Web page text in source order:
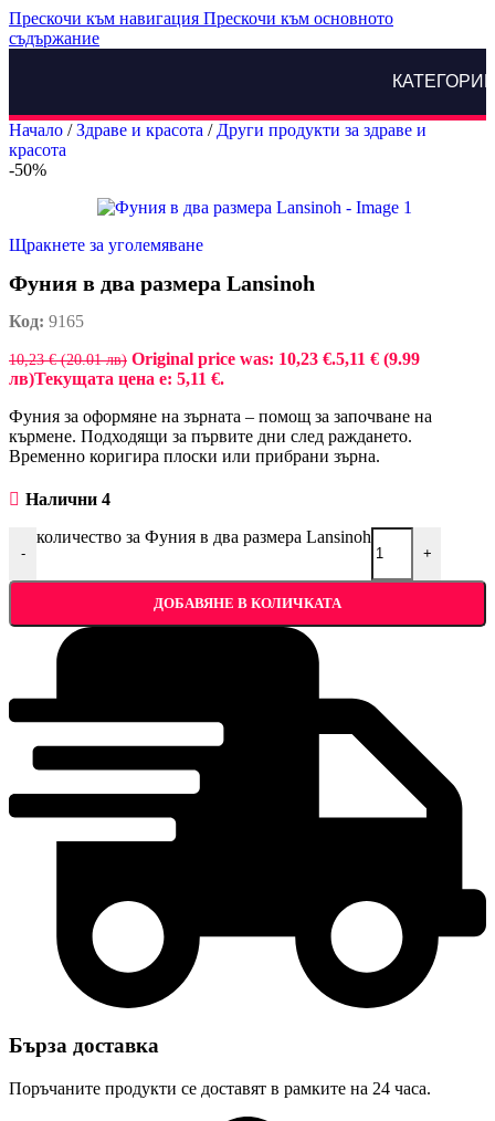
Прескочи към навигация Прескочи към основното
съдържание
Начало / Здраве и красота / Други продукти за здраве и
красота
-50%
Щракнете за уголемяване
Фуния в два размера Lansinoh
Код: 9165
10,23 € (20.01 лв) Original price was: 10,23 €.5,11 € (9.99
лв)Текущата цена е: 5,11 €.
Фуния за оформяне на зърната – помощ за започване на
кърмене. Подходящи за първите дни след раждането.
Временно коригира плоски или прибрани зърна.
Налични 4
-
количество за Фуния в два размера Lansinoh
+
ДОБАВЯНЕ В КОЛИЧКАТА
Бърза доставка
Поръчаните продукти се доставят в рамките на 24 часа.